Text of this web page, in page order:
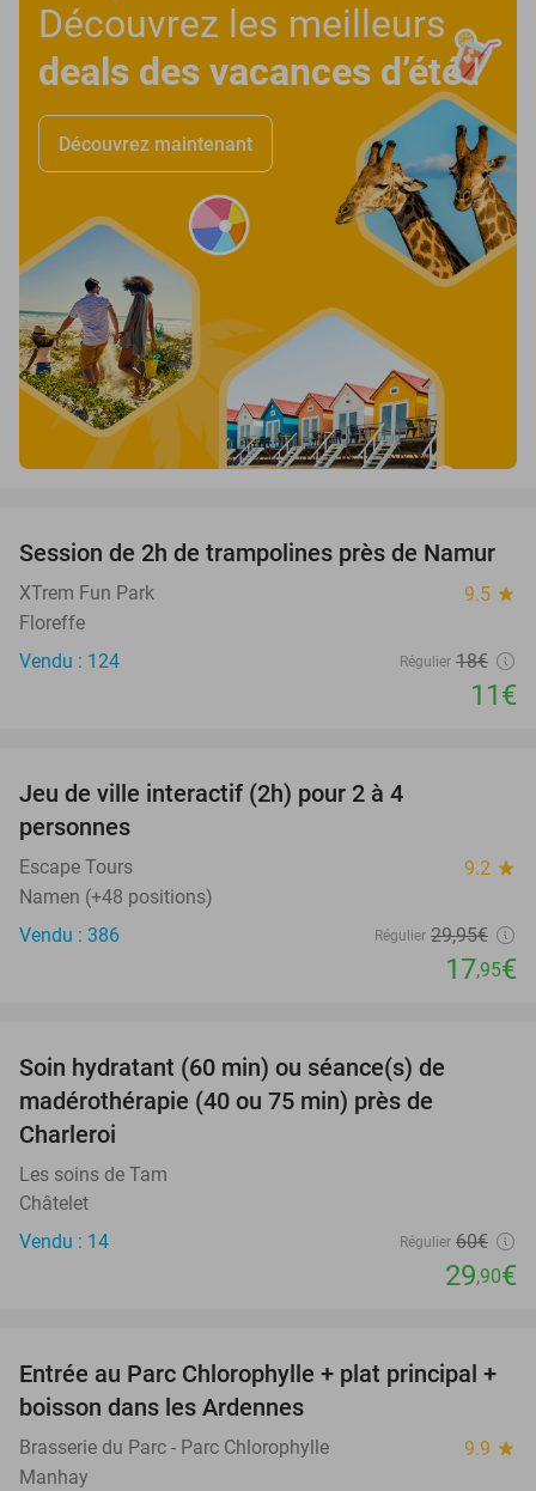
Découvrez les meilleurs
deals des vacances d’été!
Découvrez maintenant
39%
Session de 2h de trampolines près de Namur
XTrem Fun Park 9.5 star
Floreffe
Vendu : 124
Régulier 18€
11€
Jeu de ville interactif (2h) pour 2 à 4
personnes
Escape Tours 9.2 star
Namen (+48 positions)
Vendu : 386
Régulier 29,95€
17,95€
Soin hydratant (60 min) ou séance(s) de
madérothérapie (40 ou 75 min) près de
Charleroi
Les soins de Tam
Châtelet
Vendu : 14
Régulier 60€
29,90€
20%
Entrée au Parc Chlorophylle + plat principal +
boisson dans les Ardennes
Brasserie du Parc - Parc Chlorophylle 9.9 star
Manhay